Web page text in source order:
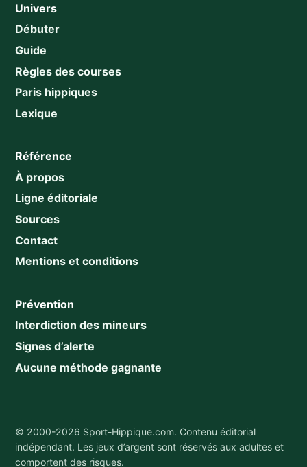
Univers
Débuter
Guide
Règles des courses
Paris hippiques
Lexique
Référence
À propos
Ligne éditoriale
Sources
Contact
Mentions et conditions
Prévention
Interdiction des mineurs
Signes d’alerte
Aucune méthode gagnante
© 2000-2026 Sport-Hippique.com. Contenu éditorial
indépendant. Les jeux d’argent sont réservés aux adultes et
comportent des risques.